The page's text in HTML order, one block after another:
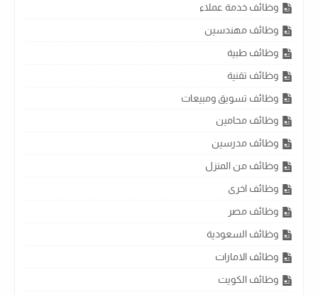
وظائف خدمة عملاء
وظائف مهندسين
وظائف طبية
وظائف تقنية
وظائف تسويق ومبيعات
وظائف محامين
وظائف مدرسين
وظائف من المنزل
وظائف اخرى
وظائف مصر
وظائف السعودية
وظائف الامارات
وظائف الكويت